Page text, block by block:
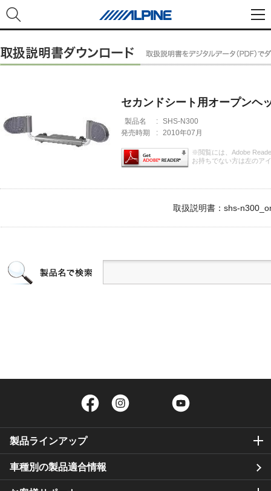
セカンドシート用オープンヘ
製品名 : SHS-N300
発売時期
: 2010年07月
※閲覧には、Adobe
お持ちでない方は左のア
取扱説明書：shs-
Facebook Twitter
製品ラインアップ
車種別の製品適合情報